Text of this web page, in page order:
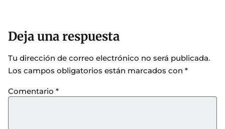
Deja una respuesta
Tu dirección de correo electrónico no será publicada.
Los campos obligatorios están marcados con *
Comentario *